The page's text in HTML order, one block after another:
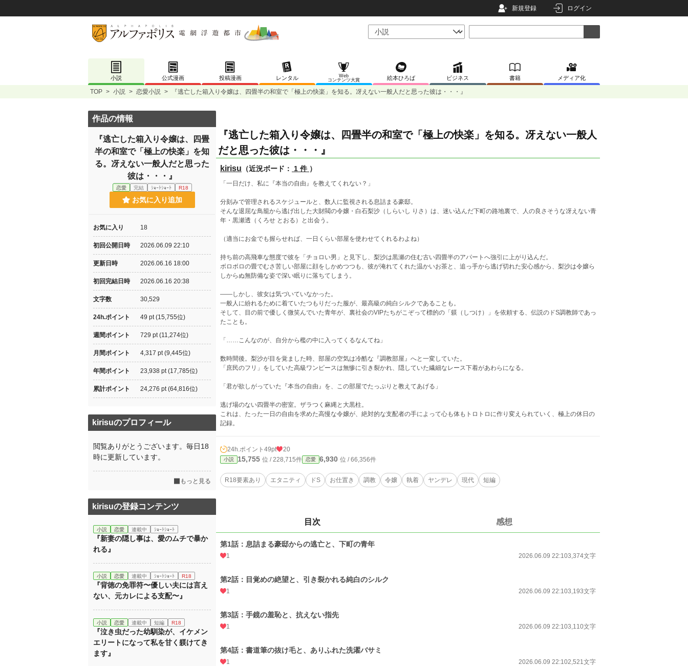
新規登録 ログイン
小説 公式漫画 投稿漫画 レンタル
Web
コンテンツ大賞
絵本ひろば ビジネス 書籍 メディア化
TOP > 小説 > 恋愛小説 > 『逃亡した箱入り令嬢は、四畳半の和室で「極上の快楽」を知る。冴えない一般人だと思った彼は・・・』
『逃亡した箱入り令嬢は、四畳半の和室で「極上の快楽」を知る。冴えない一般人
だと思った彼は・・・』
kirisu （近況ボード： 1 件 ）
「一日だけ、私に『本当の自由』を教えてくれない？」
分刻みで管理されるスケジュールと、数人に監視される息詰まる豪邸。
そんな退屈な鳥籠から逃げ出した大財閥の令嬢・白石梨沙（しらいし りさ）は、迷い込んだ下町の路地裏で、人の良さそうな冴えない青
年・黒瀬透（くろせ とおる）と出会う。
（適当にお金でも握らせれば、一日くらい部屋を使わせてくれるわよね）
持ち前の高飛車な態度で彼を「チョロい男」と見下し、梨沙は黒瀬の住む古い四畳半のアパートへ強引に上がり込んだ。
ボロボロの畳でむさ苦しい部屋に顔をしかめつつも、彼が淹れてくれた温かいお茶と、追っ手から逃げ切れた安心感から、梨沙は令嬢ら
しからぬ無防備な姿で深い眠りに落ちてしまう。
――しかし、彼女は気づいていなかった。
一般人に紛れるために着ていたつもりだった服が、最高級の純白シルクであることも。
そして、目の前で優しく微笑んでいた青年が、裏社会のVIPたちがこぞって標的の「躾（しつけ）」を依頼する、伝説のドS調教師であっ
たことも。
「……こんなのが、自分から檻の中に入ってくるなんてね」
数時間後。梨沙が目を覚ました時、部屋の空気は冷酷な『調教部屋』へと一変していた。
「庶民のフリ」をしていた高級ワンピースは無惨に引き裂かれ、隠していた繊細なレース下着があわらになる。
「君が欲しがっていた『本当の自由』を、この部屋でたっぷりと教えてあげる」
逃げ場のない四畳半の密室。ザラつく麻縄と大黒柱。
これは、たった一日の自由を求めた高慢な令嬢が、絶対的な支配者の手によって心も体もトロトロに作り変えられていく、極上の休日の
記録。
24h.ポイント 49pt 20
小説 15,755 位 / 228,715件 恋愛 6,930 位 / 66,356件
R18要素あり エタニティ ドS お仕置き 調教 令嬢 執着 ヤンデレ 現代 短編
目次 感想
第1話：息詰まる豪邸からの逃亡と、下町の青年
1 2026.06.09 22:103,374文字
第2話：目覚めの絶望と、引き裂かれる純白のシルク
1 2026.06.09 22:103,193文字
第3話：手鏡の羞恥と、抗えない指先
1 2026.06.09 22:103,110文字
第4話：書道筆の抜け毛と、ありふれた洗濯バサミ
1 2026.06.09 22:102,521文字
作品の情報
『逃亡した箱入り令嬢は、四畳
半の和室で「極上の快楽」を知
る。冴えない一般人だと思った
彼は・・・』
恋愛 完結 ｼｮｰﾄｼｮｰﾄ R18
お気に入り追加
お気に入り 18
初回公開日時 2026.06.09 22:10
更新日時 2026.06.16 18:00
初回完結日時 2026.06.16 20:38
文字数 30,529
24h.ポイント 49 pt (15,755位)
週間ポイント 729 pt (11,274位)
月間ポイント 4,317 pt (9,445位)
年間ポイント 23,938 pt (17,785位)
累計ポイント 24,276 pt (64,816位)
kirisuのプロフィール
閲覧ありがとうございます。毎日18
時に更新しています。
もっと見る
kirisuの登録コンテンツ
小説 恋愛 連載中 ｼｮｰﾄｼｮｰﾄ
『新妻の隠し事は、愛のムチで暴か
れる』
小説 恋愛 連載中 ｼｮｰﾄｼｮｰﾄ R18
『背徳の免罪符〜優しい夫には言え
ない、元カレによる支配〜』
小説 恋愛 連載中 短編 R18
『泣き虫だった幼馴染が、イケメン
エリートになって私を甘く躾けてき
ます』